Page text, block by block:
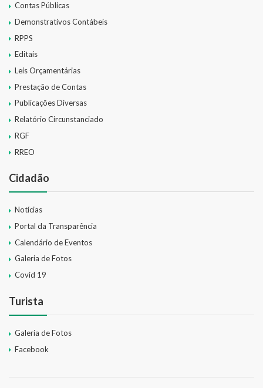
Contas Públicas
Demonstrativos Contábeis
RPPS
Editais
Leis Orçamentárias
Prestação de Contas
Publicações Diversas
Relatório Circunstanciado
RGF
RREO
Cidadão
Notícias
Portal da Transparência
Calendário de Eventos
Galeria de Fotos
Covid 19
Turista
Galeria de Fotos
Facebook